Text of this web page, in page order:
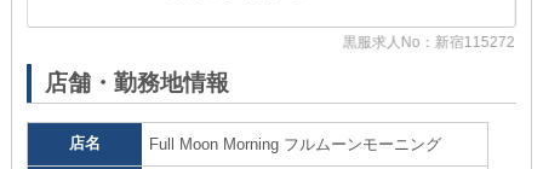
黒服求人No：新宿115272
店舗・勤務地情報
店名 Full Moon Morning フルムーンモーニング